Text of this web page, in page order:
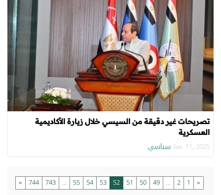
تصريحات غير دقيقة من السيسي خلال زيارة الأكاديمية
العسكرية
Jan. 11, 2025 سياسي
«
1
2
...
49
50
51
52
53
54
55
...
743
744
»